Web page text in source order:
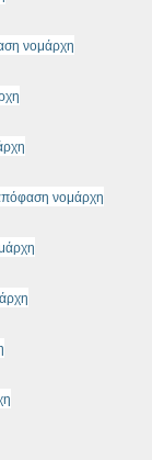
νομάρχη
νομάρχη